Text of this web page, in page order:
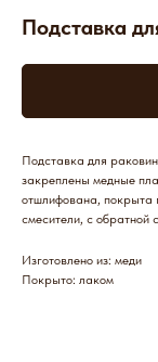
Подставка
Подставка для
закреплены медные
отшлифована, покрыта
смесители, с обратной
Изготовлено из: меди
Покрыто: лаком